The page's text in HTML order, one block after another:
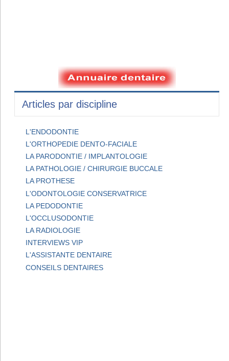
Articles par discipline
L'ENDODONTIE
L'ORTHOPEDIE DENTO-FACIALE
LA PARODONTIE / IMPLANTOLOGIE
LA PATHOLOGIE / CHIRURGIE BUCCALE
LA PROTHESE
L'ODONTOLOGIE CONSERVATRICE
LA PEDODONTIE
L'OCCLUSODONTIE
LA RADIOLOGIE
INTERVIEWS VIP
L'ASSISTANTE DENTAIRE
CONSEILS DENTAIRES